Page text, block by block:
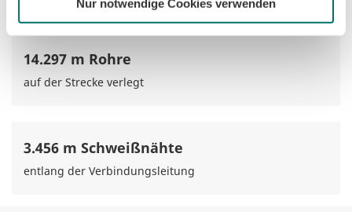
Nur notwendige Cookies verwenden
14.297 m Rohre
auf der Strecke verlegt
3.456 m Schweißnähte
entlang der Verbindungsleitung